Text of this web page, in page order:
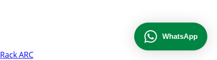
Rack ARC
WhatsApp